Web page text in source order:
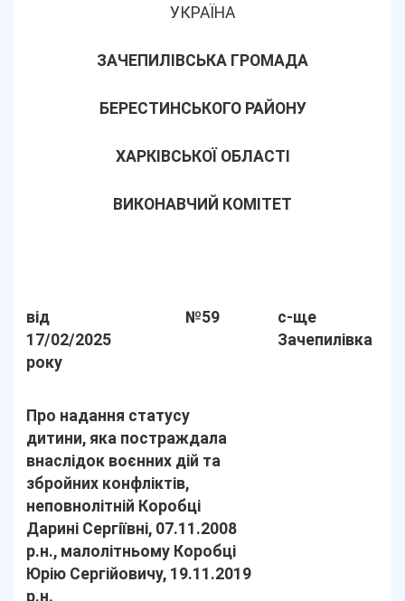
УКРАЇНА
ЗАЧЕПИЛІВСЬКА ГРОМАДА
БЕРЕСТИНСЬКОГО РАЙОНУ
ХАРКІВСЬКОЇ ОБЛАСТІ
ВИКОНАВЧИЙ КОМІТЕТ
від
17/02/2025
року
№59
с-ще
Зачепилівка
Про надання статусу
дитини, яка постраждала
внаслідок воєнних дій та
збройних конфліктів,
неповнолітній Коробці
Дарині Сергіївні, 07.11.2008
р.н., малолітньому Коробці
Юрію Сергійовичу, 19.11.2019
р.н.